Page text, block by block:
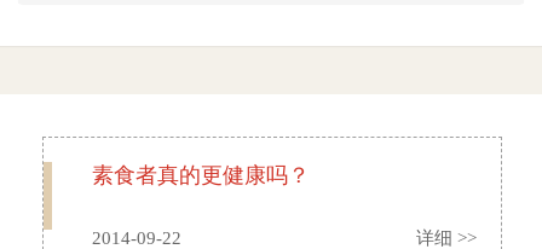
素食者真的更健康吗？
2014-09-22 详细 >>